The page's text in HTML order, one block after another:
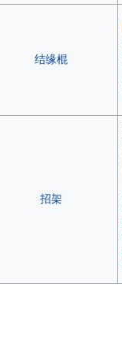
结缘棍
招架